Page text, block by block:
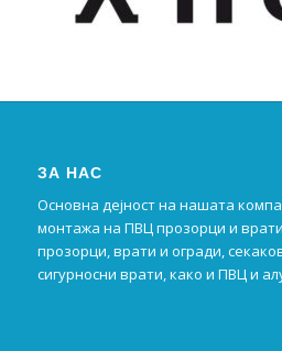
ЗА НАС
Основна дејност на нашата
монтажа на ПВЦ прозорци и
прозорци, врати и огради,
сигурносни врати, како и ПВЦ и